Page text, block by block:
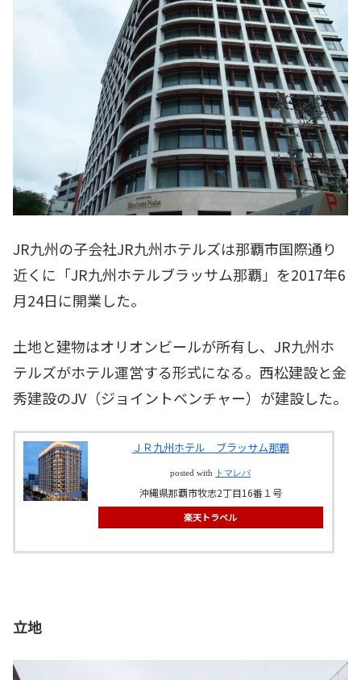
JR九州の子会社JR九州ホテルズは那覇市国際通り
近くに「JR九州ホテルブラッサム那覇」を2017年6
月24日に開業した。
土地と建物はオリオンビールが所有し、JR九州ホ
テルズがホテル運営する形式になる。西松建設と金
秀建設のJV（ジョイントベンチャー）が建設した。
ＪＲ九州ホテル ブラッサム那覇
posted with トマレバ
沖縄県那覇市牧志2丁目16番１号
楽天トラベル
立地